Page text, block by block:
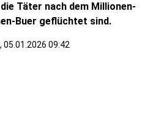
Täter nach dem Millionen-
Buer geflüchtet sind.
05.01.2026 09:42